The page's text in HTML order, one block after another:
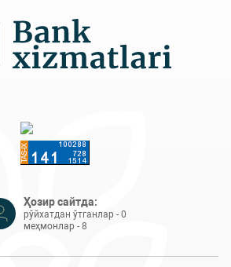
Ҳозир сайтда:
рўйхатдан ўтганлар - 0
меҳмонлар - 8